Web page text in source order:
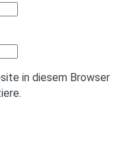
in diesem Browser